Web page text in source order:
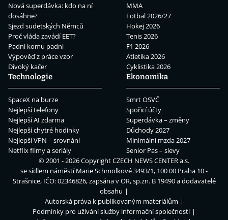
Nová superdávka: kdo na ní
dosáhne?
Sjezd sudetských Němců
Proč vláda zavádí EET?
Padni komu padni
Výpověď z práce vzor
Divoký kačer
MMA
Fotbal 2026/27
Hokej 2026
Tenis 2026
F1 2026
Atletika 2026
Cyklistika 2026
Technologie
SpaceX na burze
Nejlepší telefony
Nejlepší AI zdarma
Nejlepší chytré hodinky
Nejlepší VPN – srovnání
Netflix filmy a seriály
Ekonomika
Smrt OSVČ
Spořicí účty
Superdávka – změny
Důchody 2027
Minimální mzda 2027
Senior Pas – slevy
© 2001 - 2026 CopyrightCZECH NEWS CENTER a.s.
se sídlem náměstí Marie Schmolkové 3493/1, 100 00 Praha 10 -
Strašnice, IČO: 02346826, zapsána v OR, sp.zn. B 19490 a dodavatelé
obsahu
Autorská práva k publikovaným materiálům
Podmínky pro užívání služby informační společnosti